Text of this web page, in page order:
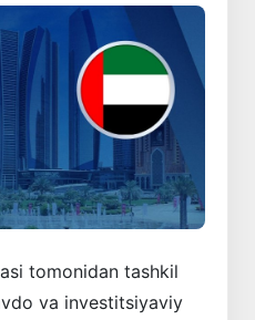
tomonidan tashkil
va investitsiyaviy